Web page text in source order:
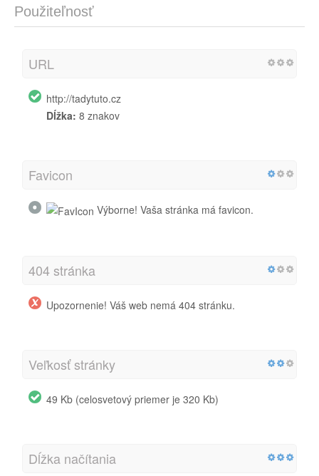
Použiteľnosť
URL
http://tadytuto.cz
Dĺžka: 8 znakov
Favicon
Výborne! Vaša stránka má favicon.
404 stránka
Upozornenie! Váš web nemá 404 stránku.
Veľkosť stránky
49 Kb (celosvetový priemer je 320 Kb)
Dĺžka načítania